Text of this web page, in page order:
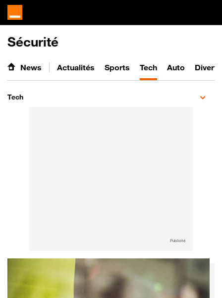
Sécurité
News Actualités Sports Tech Auto
Tech
Publicité